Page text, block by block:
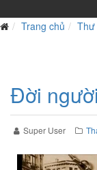
Trang chủ Thư
Đời
Super User